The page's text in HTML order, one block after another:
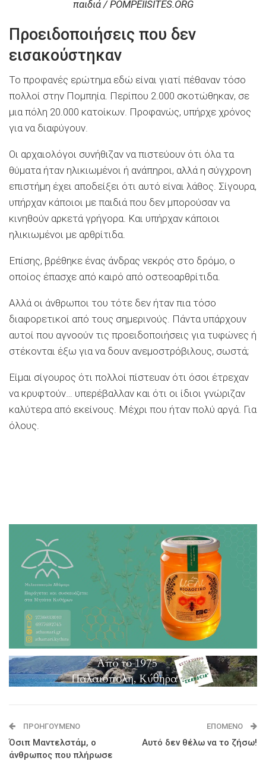
παιδιά / POMPEIISITES.ORG
Προειδοποιήσεις που δεν
εισακούστηκαν
Το προφανές ερώτημα εδώ είναι γιατί πέθαναν τόσο
πολλοί στην Πομπηία. Περίπου 2.000 σκοτώθηκαν, σε
μια πόλη 20.000 κατοίκων. Προφανώς, υπήρχε χρόνος
για να διαφύγουν.
Οι αρχαιολόγοι συνήθιζαν να πιστεύουν ότι όλα τα
θύματα ήταν ηλικιωμένοι ή ανάπηροι, αλλά η σύγχρονη
επιστήμη έχει αποδείξει ότι αυτό είναι λάθος. Σίγουρα,
υπήρχαν κάποιοι με παιδιά που δεν μπορούσαν να
κινηθούν αρκετά γρήγορα. Και υπήρχαν κάποιοι
ηλικιωμένοι με αρθρίτιδα.
Επίσης, βρέθηκε ένας άνδρας νεκρός στο δρόμο, ο
οποίος έπασχε από καιρό από οστεοαρθρίτιδα.
Αλλά οι άνθρωποι του τότε δεν ήταν πια τόσο
διαφορετικοί από τους σημερινούς. Πάντα υπάρχουν
αυτοί που αγνοούν τις προειδοποιήσεις για τυφώνες ή
στέκονται έξω για να δουν ανεμοστρόβιλους, σωστά;
Είμαι σίγουρος ότι πολλοί πίστευαν ότι όσοι έτρεχαν
να κρυφτούν… υπερέβαλλαν και ότι οι ίδιοι γνώριζαν
καλύτερα από εκείνους. Μέχρι που ήταν πολύ αργά. Για
όλους.
ΠΡΟΗΓΟΎΜΕΝΟ
Όσιπ Μαντελστάμ, ο
άνθρωπος που πλήρωσε
ΕΠΌΜΕΝΟ
Αυτό δεν θέλω να το ζήσω!